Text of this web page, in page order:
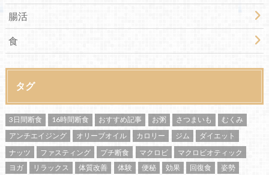
腸活
食
タグ
3日間断食 16時間断食 おすすめ記事 お粥 さつまいも
むくみ
アンチエイジング
オリーブオイル カロリー ジム
ダイエット
ナッツ
ファスティング プチ断食 マクロビ
マクロビオティック
ヨガ
リラックス 体質改善 体験 便秘 効果 回復食
姿勢